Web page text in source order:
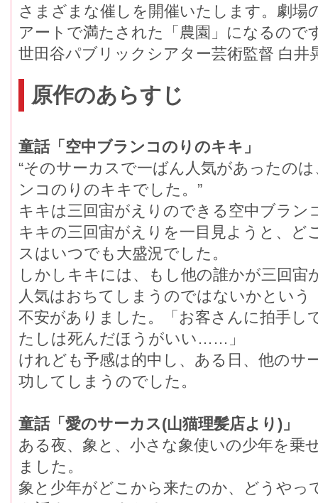
さまざまな催しを開催いたします。劇場
アートで満たされた「農園」になるので
世田谷パブリックシアター芸術監督 白井
原作のあらすじ
童話「空中ブランコのりのキキ」
“そのサーカスで一ばん人気があったの
ンコのりのキキでした。”
キキは三回宙がえりのできる空中ブラン
キキの三回宙がえりを一目見ようと、ど
スはいつでも大盛況でした。
しかしキキには、もし他の誰かが三回宙
人気はおちてしまうのではないかという
不安がありました。「お客さんに拍手し
たしは死んだほうがいい……」
けれども予感は的中し、ある日、他のサ
功してしまうのでした。
童話「愛のサーカス(山猫理髪店より)」
ある夜、象と、小さな象使いの少年を乗
ました。
象と少年がどこから来たのか、どうやっ